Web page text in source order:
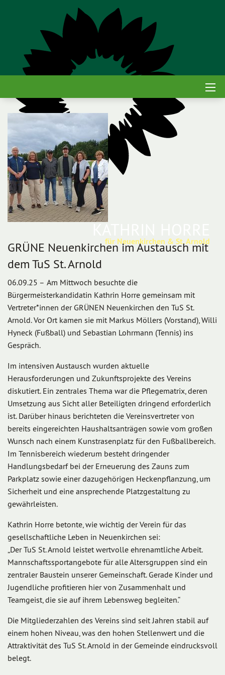
für Neuenkirchen & St. Arnold
GRÜNE Neuenkirchen im Austausch mit
dem TuS St. Arnold
06.09.25 – Am Mittwoch besuchte die
Bürgermeisterkandidatin Kathrin Horre gemeinsam mit
Vertreter*innen der GRÜNEN Neuenkirchen den TuS St.
Arnold. Vor Ort kamen sie mit Markus Möllers (Vorstand), Willi
Hyneck (Fußball) und Sebastian Lohrmann (Tennis) ins
Gespräch.
Im intensiven Austausch wurden aktuelle
Herausforderungen und Zukunftsprojekte des Vereins
diskutiert. Ein zentrales Thema war die Pflegematrix, deren
Umsetzung aus Sicht aller Beteiligten dringend erforderlich
ist. Darüber hinaus berichteten die Vereinsvertreter von
bereits eingereichten Haushaltsanträgen sowie vom großen
Wunsch nach einem Kunstrasenplatz für den Fußballbereich.
Im Tennisbereich wiederum besteht dringender
Handlungsbedarf bei der Erneuerung des Zauns zum
Parkplatz sowie einer dazugehörigen Heckenpflanzung, um
Sicherheit und eine ansprechende Platzgestaltung zu
gewährleisten.
Kathrin Horre betonte, wie wichtig der Verein für das
gesellschaftliche Leben in Neuenkirchen sei:
„Der TuS St. Arnold leistet wertvolle ehrenamtliche Arbeit.
Mannschaftssportangebote für alle Altersgruppen sind ein
zentraler Baustein unserer Gemeinschaft. Gerade Kinder und
Jugendliche profitieren hier von Zusammenhalt und
Teamgeist, die sie auf ihrem Lebensweg begleiten.“
Die Mitgliederzahlen des Vereins sind seit Jahren stabil auf
einem hohen Niveau, was den hohen Stellenwert und die
Attraktivität des TuS St. Arnold in der Gemeinde eindrucksvoll
belegt.